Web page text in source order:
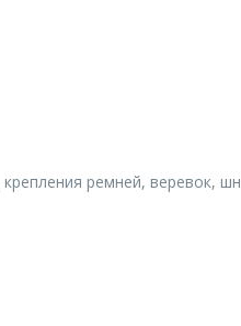
ремней, веревок,